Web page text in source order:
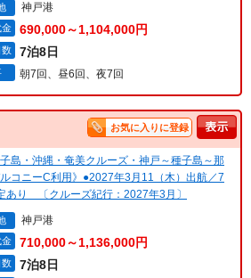
神戸港
690,000～1,104,000円
7泊8日
朝7回、昼6回、夜7回
お気に入りに登録
島・沖縄・奄美クルーズ・神戸～種子島～那
コニーC利用》●2027年3月11（木）出航／7
り 〔クルーズ紀行：2027年3月〕
神戸港
710,000～1,136,000円
7泊8日